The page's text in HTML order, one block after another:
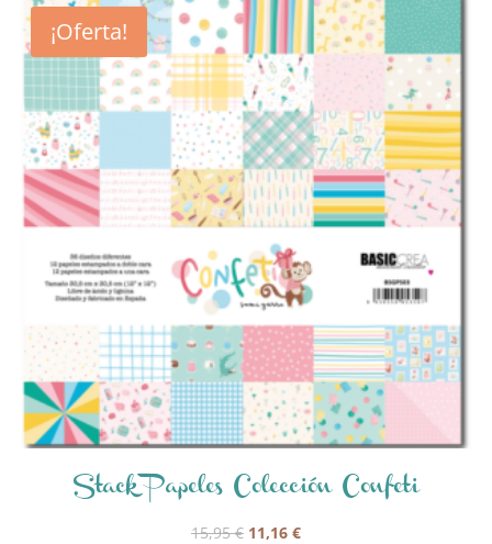
¡Oferta!
Stack Papeles Colección Confeti
15,95€ El
11,16 €El